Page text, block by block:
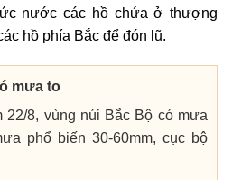
nước các hồ chứa ở thượng
hồ phía Bắc để đón lũ.
mưa to
8, vùng núi Bắc Bộ có mưa
phổ biến 30-60mm, cục bộ